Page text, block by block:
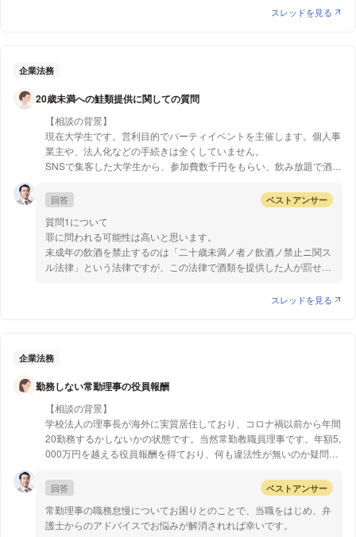
断し、騒音を立証するための証拠収集のアドバイスをすることがで
す。 このような点も踏まえ、一度具体的な資料をお持ちの上、お
上、ご参考になれば幸いです。
約が雇用契約であると判断された場合、雇用における障害者の差別
はご遠慮下さい」といった記載は法令違反となる可能性が高いで
す。
業務委託契約が雇用契約にあたるかどうかは、委託者と受託者の間
に「使用従属性」があるかによって判断されます。具体的には、業
務遂行上の指揮監督の程度や仕事の依頼に対する諾否の自由などが
考慮要素となります。
以上ご参考になれば幸いです。
スレッドを見る
企業法務
20歳未満への鮭類提供に関しての質問
【相談の背景】
現在大学生です。営利目的でパーティイベントを主催します。個人事
業主や、法人化などの手続きは全くしていません。
SNSで集客した大学生から、参加費数千円をもらい、飲み放題で酒類
酒屋で買った酒を開けたまま、置いておき、セルフサービスでの飲み
放題。とします。同時に未開封の缶酒もセルフサービスで提供するつ
もりです。参加者には20歳未満の参加者もおり、酒類を提供しようか
迷っています。提供した場合を想定して、質問します。
【質問1】
飲食店ではなく、イベントなどで、20歳未満酒類提供などでの実例は
ありますか？
【質問4】
違法だとして、大学のサークルなどでの20歳未満飲酒との違いなどは
回答 ベストアンサー
質問1について
罪に問われる可能性は高いと思います。
未成年の飲酒を禁止するのは「二十歳未満ノ者ノ飲酒ノ禁止ニ関ス
ル法律」という法律ですが、この法律で酒類を提供した人が罰せら
者」が、未成年者が飲用に供することを知りながら酒類を提供した
にあたるかどうかは、裁判例等が見当たらずはっきりしませんが、
数を相手に提供することを考えると、「営業者にしてその業態上酒
類を販売または供与する者」にあたる可能性は高いと思います。
質問2について
上記の通り罪に問われる可能性は高いと思います。そのため、きち
んと年齢確認を行い、未成年者には未成年であることを示すバッジ
をつけてもらうなど、未成年者に酒類を提供しない仕組みを作るこ
とが必須でしょう。
二十歳未満ノ者ノ飲酒ノ禁止ニ関スル法律では、業態上酒類を供与
するものに対して、未成年者が飲酒をしないように年齢確認などの
スレッドを見る
企業法務
勤務しない常勤理事の役員報酬
【相談の背景】
学校法人の理事長が海外に実質居住しており、コロナ禍以前から年間
20勤務するかしないかの状態です。当然常勤教職員理事です。年額5,
000万円を越える役員報酬を得ており、何も違法性が無いのか疑問で
ん。
【質問1】
理事長が高額役員報酬を得ているにもかかわらず海外在住で年間20日
回答 ベストアンサー
常勤理事の職務怠慢についてお困りとのことで、当職をはじめ、弁
護士からのアドバイスでお悩みが解消されれば幸いです。